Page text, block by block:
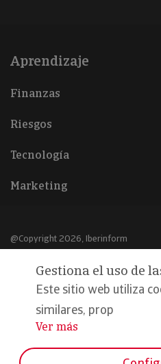
Aprendizaje
Finanzas
Riesgos
Tecnología
Marketing
@Copyright 2026, Iberinform
Aviso legal
Política de cookies
Declaración de privacidad
Gestiona el uso de
Este sitio web utiliza
similares, prop
...
Ver más